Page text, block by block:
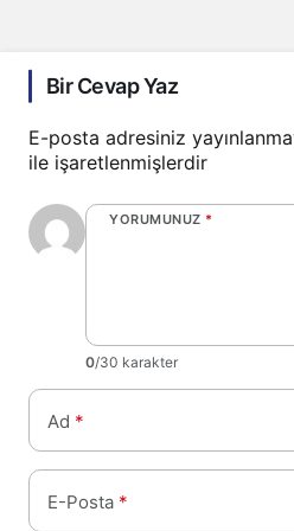
Bir Cevap Yaz
E-posta adresiniz
ile işaretlenmişlerdir
YORUMUNUZ *
0/30 karakter
Ad *
E-Posta *